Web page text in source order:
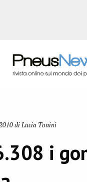
di Lucia Tonini
i